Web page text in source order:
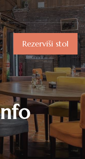
Rezerviši stol